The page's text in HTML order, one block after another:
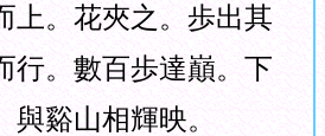
上。花夾之。歩出其
行。數百歩達巔。下
谿山相輝映。